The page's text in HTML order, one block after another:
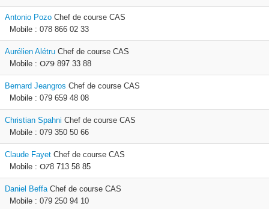
Aide
Antonio Pozo Chef de course CAS
Mobile : 078 866 02 33
Aurélien Alétru Chef de course CAS
Mobile : 𝖮𐓒𝟫 897 33 88
Bernard Jeangros Chef de course CAS
Mobile : 079 659 48 08
Christian Spahni Chef de course CAS
Mobile : 079 350 50 66
Claude Fayet Chef de course CAS
Mobile : 𝖮𐓒8 713 58 85
Daniel BeffaChef de course CAS
Mobile : 079 250 94 10